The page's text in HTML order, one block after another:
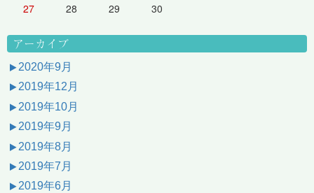
27
28 29 30
アーカイブ
2020年9月
2019年12月
2019年10月
2019年9月
2019年8月
2019年7月
2019年6月